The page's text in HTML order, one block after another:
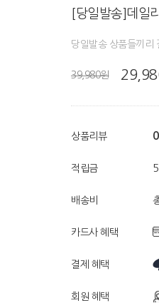
[당일발송]데일
당일발송 상품들끼리
39,980원
상품리뷰 0
적립금
배송비
카드사 혜택
결제 혜택
회원 혜택